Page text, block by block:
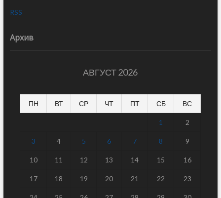
RSS
Архив
АВГУСТ 2026
ПН ВТ СР ЧТ ПТ СБ ВС
1 2
3 4 5 6 7 8 9
10 11 12 13 14 15 16
17 18 19 20 21 22 23